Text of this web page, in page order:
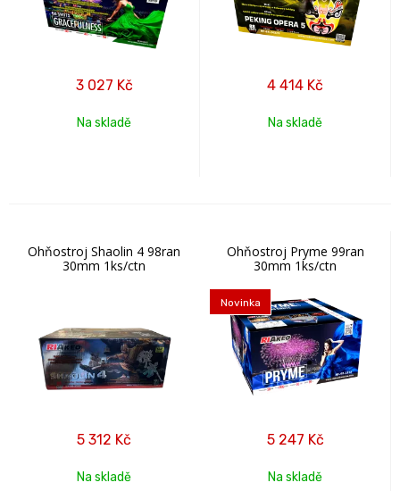
3 027 Kč
Na skladě
4 414 Kč
Na skladě
Ohňostroj Shaolin 4 98ran
30mm 1ks/ctn
5 312 Kč
Na skladě
Ohňostroj Pryme 99ran
30mm 1ks/ctn
Novinka
5 247 Kč
Na skladě